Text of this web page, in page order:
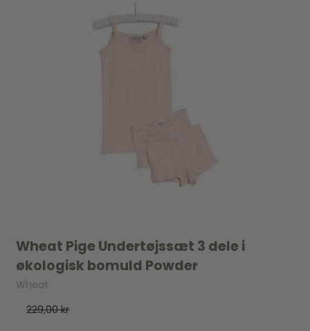
Wheat Pige Undertøjssæt 3 dele i
økologisk bomuld Powder
Wheat
229,00 kr